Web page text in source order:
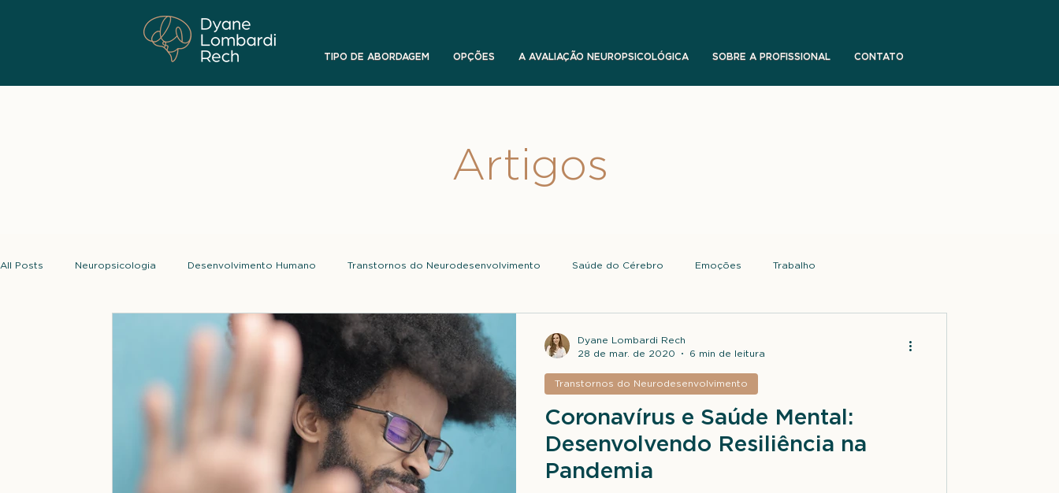
TIPO DE ABORDAGEM OPÇÕES A AVALIAÇÃO NEUROPSICOLÓGICA SOBRE A PROFISSIONAL CONTATO
Artigos
All Posts Neuropsicologia Desenvolvimento Humano Transtornos do Neurodesenvolvimento Saúde do Cérebro Emoções Trabalho
Coronavírus e Saúde Mental:
Desenvolvendo Resiliência na
Pandemia
Transtornos do Neurodesenvolvimento
Dyane Lombardi Rech
28 de mar. de 2020
6 min de leitura